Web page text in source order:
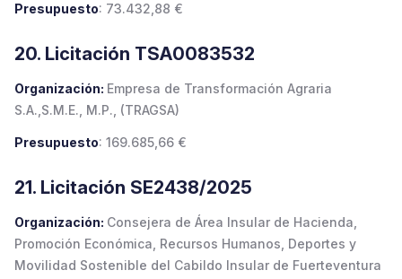
Presupuesto: 73.432,88 €
20. Licitación TSA0083532
Organización: Empresa de Transformación Agraria
S.A.,S.M.E., M.P., (TRAGSA)
Presupuesto: 169.685,66 €
21. Licitación SE2438/2025
Organización: Consejera de Área Insular de Hacienda,
Promoción Económica, Recursos Humanos, Deportes y
Movilidad Sostenible del Cabildo Insular de Fuerteventura